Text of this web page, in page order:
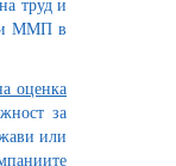
труд и
ММП в
оценка
за
или